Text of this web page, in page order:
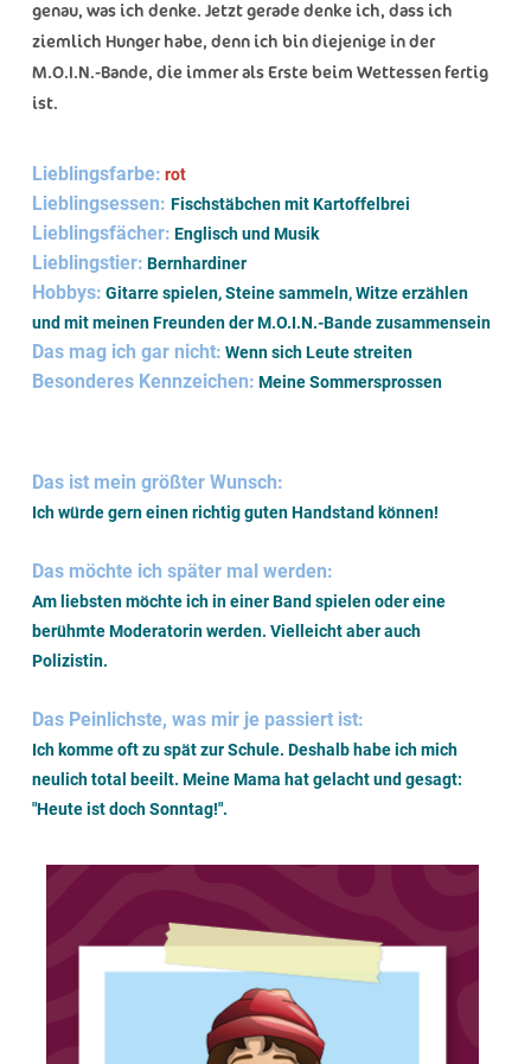
genau, was ich denke. Jetzt gerade denke ich, dass ich
ziemlich Hunger habe, denn ich bin diejenige in der
M.O.I.N.-Bande, die immer als Erste beim Wettessen fertig
ist.
Lieblingsfarbe: rot
Lieblingsessen: Fischstäbchen mit Kartoffelbrei
Lieblingsfächer: Englisch und Musik
Lieblingstier: Bernhardiner
Hobbys: Gitarre spielen, Steine sammeln, Witze erzählen
und mit meinen Freunden der M.O.I.N.-Bande zusammensein
Das mag ich gar nicht: Wenn sich Leute streiten
Besonderes Kennzeichen: Meine Sommersprossen
Das ist mein größter Wunsch:
Ich würde gern einen richtig guten Handstand können!
Das möchte ich später mal werden:
Am liebsten möchte ich in einer Band spielen oder eine
berühmte Moderatorin werden. Vielleicht aber auch
Polizistin.
Das Peinlichste, was mir je passiert ist:
Ich komme oft zu spät zur Schule. Deshalb habe ich mich
neulich total beeilt. Meine Mama hat gelacht und gesagt:
"Heute ist doch Sonntag!".